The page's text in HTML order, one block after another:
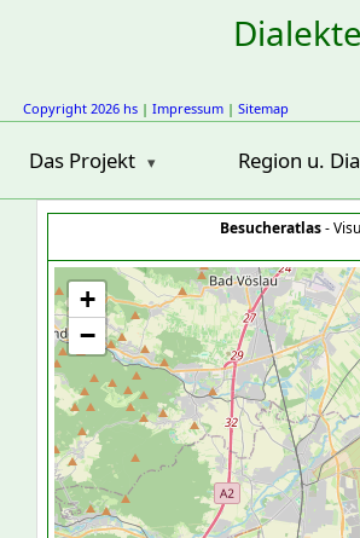
Copyright 2026 hs | Impressum | Sitemap
Das Projekt Region u.
Besucheratlas-
+
−